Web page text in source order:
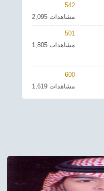
542
2,095 مشاهدات
501
1,805 مشاهدات
600
1,619 مشاهدات